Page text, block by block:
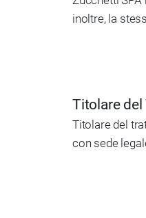
inoltre, la
Titolare
Titolare del
con sede